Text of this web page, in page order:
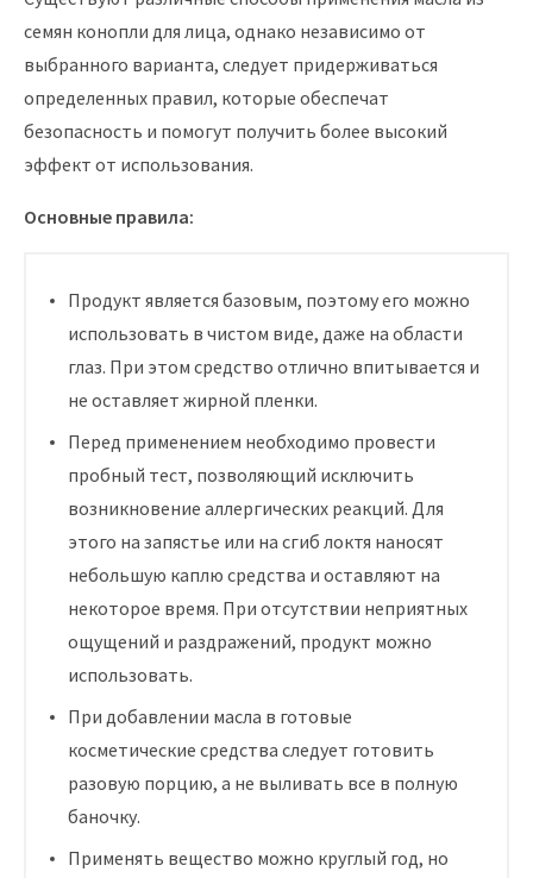
семян конопли для лица, однако независимо от
выбранного варианта, следует придерживаться
определенных правил, которые обеспечат
безопасность и помогут получить более высокий
эффект от использования.
Основные правила:
Продукт является базовым, поэтому его можно
использовать в чистом виде, даже на области
глаз. При этом средство отлично впитывается и
не оставляет жирной пленки.
Перед применением необходимо провести
пробный тест, позволяющий исключить
возникновение аллергических реакций. Для
этого на запястье или на сгиб локтя наносят
небольшую каплю средства и оставляют на
некоторое время. При отсутствии неприятных
ощущений и раздражений, продукт можно
использовать.
При добавлении масла в готовые
косметические средства следует готовить
разовую порцию, а не выливать все в полную
баночку.
Применять вещество можно круглый год, но